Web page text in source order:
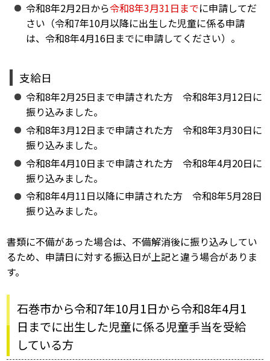
令和8年2月2日から令和8年3月31日までに申請してだ
さい（令和7年10月以降に出生した児童に係る申請
は、令和8年4月16日までに申請してください）。
支給日
令和8年2月25日まで申請された方 令和8年3月12日に
振り込みました。
令和8年3月12日まで申請された方 令和8年3月30日に
振り込みました。
令和8年4月10日まで申請された方 令和8年4月20日に
振り込みました。
令和8年4月11日以降に申請された方 令和8年5月28日
振り込みました。
書類に不備があった場合は、不備解消後に振り込みしてい
るため、申請日に対する振込日が上記と違う場合がありま
す。
石巻市から令和7年10月1日から令和8年4月1
日までに出生した児童に係る児童手当を受給
している方